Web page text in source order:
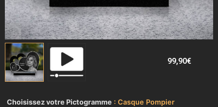
99,90€
Choisissez votre Pictogramme Casque Pompier